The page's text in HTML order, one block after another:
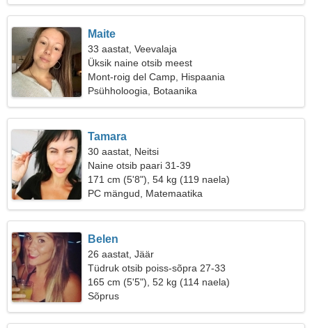
Maite
33 aastat, Veevalaja
Üksik naine otsib meest
Mont-roig del Camp, Hispaania
Psühholoogia, Botaanika
Tamara
30 aastat, Neitsi
Naine otsib paari 31-39
171 cm (5'8"), 54 kg (119 naela)
PC mängud, Matemaatika
Belen
26 aastat, Jäär
Tüdruk otsib poiss-sõpra 27-33
165 cm (5'5"), 52 kg (114 naela)
Sõprus